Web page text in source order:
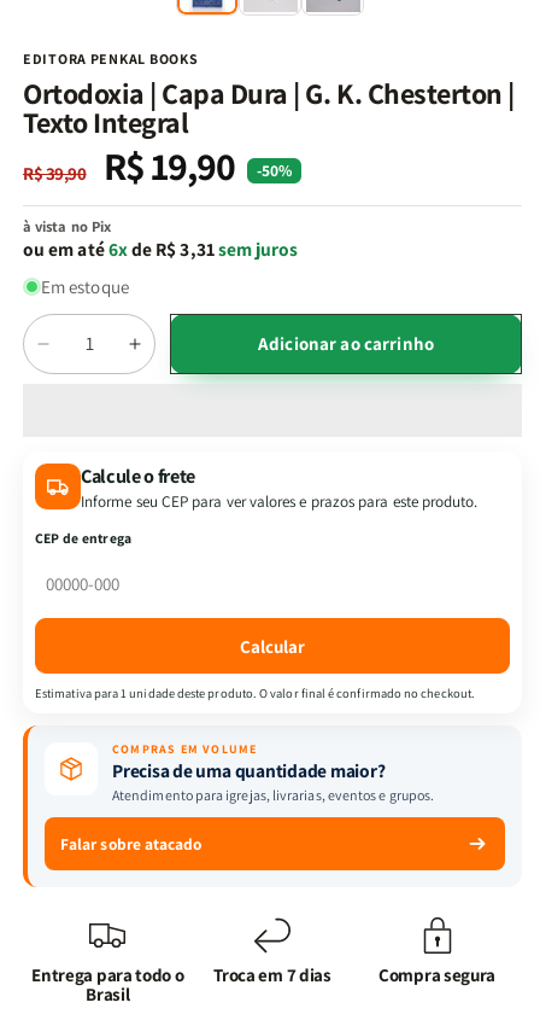
EDITORA PENKAL BOOKS
Ortodoxia | Capa Dura | G. K. Chesterton |
Texto Integral
Preço
normal
R$ 39,90
Preço
promocional
R$ 19,90 -50%
à vista no Pix
ou em até6xde R$ 3,31sem juros
Em estoque
Quantidade
Diminuir
a
|
Capa
Dura
G.
Texto
Integral
Aumentar
a
|
Capa
Texto
Adicionar ao carrinho
Calcule o frete
Informe seu CEP para ver valores e prazos para este produto.
CEP de entrega
Calcular
Estimativa para 1 unidade deste produto. O valor final é confirmado no checkout.
COMPRAS EM VOLUME
Precisa de uma quantidade maior?
Atendimento para igrejas, livrarias, eventos e grupos.
Falar sobre atacado
Entrega para todo o
Brasil
Troca em 7 dias Compra segura